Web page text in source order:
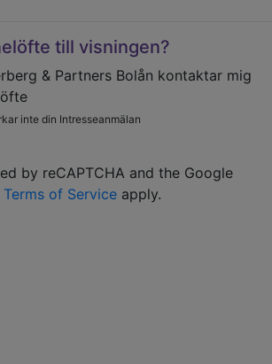
till visningen?
& Partners Bolån kontaktar mig
inte din Intresseanmälan
by reCAPTCHA and the Google
Terms of Service apply.